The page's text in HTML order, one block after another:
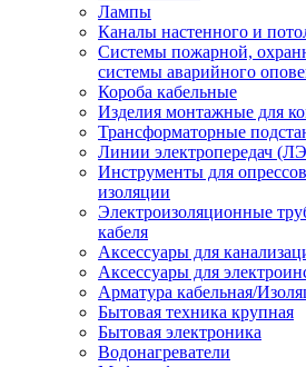
Лампы
Каналы настенного и
Системы пожарной,
системы аварийного
Короба кабельные
Изделия монтажные для
Трансформаторные
Линии электропередач
Инструменты для
изоляции
Электроизоляционные
кабеля
Аксессуары для
Аксессуары для
Арматура кабельная/
Бытовая техника крупная
Бытовая электроника
Водонагреватели